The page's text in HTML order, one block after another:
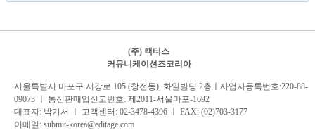
(주) 캑터스
커뮤니케이션즈코리아
서 울특별시 마포구 서강로 105 (창전동), 화일빌딩 2층 ㅣ사업자등록번호:220-88-
09073 ㅣ 통신판매업신고번호: 제2011-서울마포-1692
대표자: 박기서 ㅣ 고객센터: 02-3478-4396 ㅣ FAX: (02)703-3177
이메일: submit-korea@editage.com